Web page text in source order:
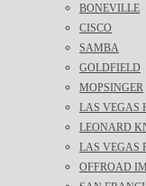
BONEVILLE
CISCO
SAMBA
GOLDFIELD
MOPSINGER
LAS VEGAS
LEONARD
LAS VEGAS
OFFROAD